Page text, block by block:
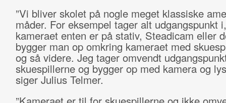
”Vi bliver skolet på nogle meget klassiske
måder. For eksempel tager alt udgangspunkt
kameraet enten er på stativ, Steadicam eller
bygger man op omkring kameraet med
og så videre. Jeg tager omvendt
skuespillerne og bygger op med kamera og
siger Julius Telmer.